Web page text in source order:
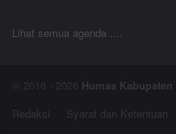
Lihat semua agenda ....
© 2016 - 2026 Humas Kabupaten
Redaksi
Syarat dan Ketentuan